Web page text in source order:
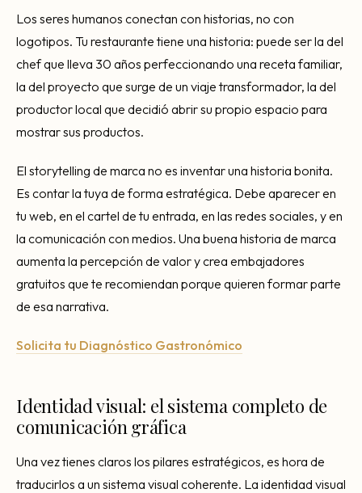
Los seres humanos conectan con historias, no con
logotipos. Tu restaurante tiene una historia: puede ser la del
chef que lleva 30 años perfeccionando una receta familiar,
la del proyecto que surge de un viaje transformador, la del
productor local que decidió abrir su propio espacio para
mostrar sus productos.
El storytelling de marca no es inventar una historia bonita.
Es contar la tuya de forma estratégica. Debe aparecer en
tu web, en el cartel de tu entrada, en las redes sociales, y en
la comunicación con medios. Una buena historia de marca
aumenta la percepción de valor y crea embajadores
gratuitos que te recomiendan porque quieren formar parte
de esa narrativa.
Solicita tu Diagnóstico Gastronómico
Identidad visual: el sistema completo de
comunicación gráfica
Una vez tienes claros los pilares estratégicos, es hora de
traducirlos a un sistema visual coherente. La identidad visual